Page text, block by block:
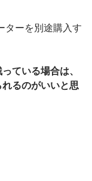
ターを別途購入す
ている場合は、
るのがいいと思